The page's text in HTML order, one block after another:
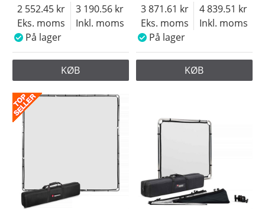
Eks. moms
2 552.45
Inkl. moms
3 190.56
På lager
KØB
Eks. moms
3 871.61
Inkl. moms
4 839.51
På lager
KØB